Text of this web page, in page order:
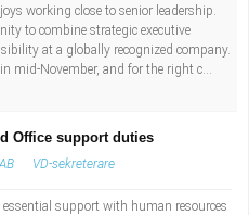
working close to senior leadership.
to combine strategic executive
at a globally recognized company.
mid-November, and for the right c...
Office support duties
VD-sekreterare
support with human resources